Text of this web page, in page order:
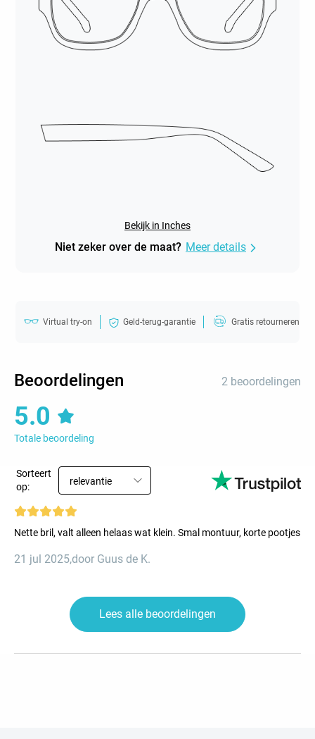
Bekijk in Inches
Niet zeker over de maat? Meer details
Virtual try-on Geld-terug-garantie Gratis retourneren
Beoordelingen 2 beoordelingen
5.0
Totale beoordeling
Sorteert
op:
relevantie
Nette bril, valt alleen helaas wat klein. Smal montuur, korte pootjes
21 jul 2025,door Guus de K.
Lees alle beoordelingen